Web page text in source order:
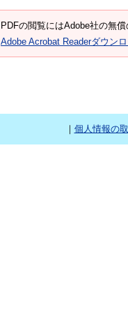
PDFの閲覧にはAdobe社の無
Adobe Acrobat Readerダウン
｜ 個人情報の